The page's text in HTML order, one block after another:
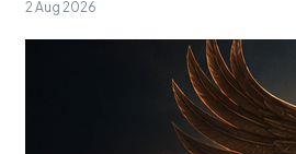
2 Aug 2026